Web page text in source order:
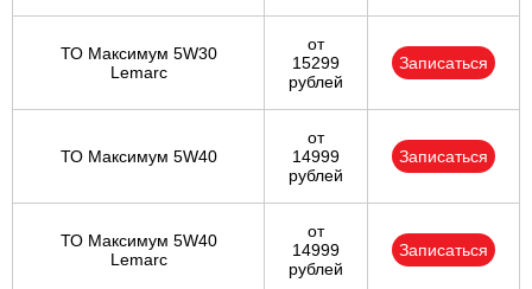
ТО Максимум 5W30
Lemarc
от
15299
рублей
Записаться
ТО Максимум 5W40
от
14999
рублей
Записаться
ТО Максимум 5W40
Lemarc
от
14999
рублей
Записаться